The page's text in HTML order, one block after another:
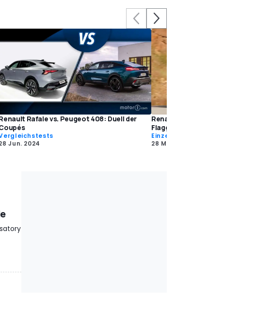
Rafale vs. Peugeot 408: Duell der
Jun. 2024
Renault Rafale (2024) im Test:
Flaggschiff-tauglich?
Einzeltests
28 Mai 2024